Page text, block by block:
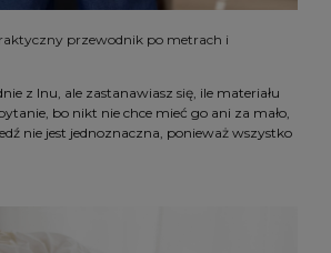
przewodnik po metrach i
z lnu, ale zastanawiasz się, ile materiału
bo nikt nie chce mieć go ani za mało,
nie jest jednoznaczna, ponieważ wszystko